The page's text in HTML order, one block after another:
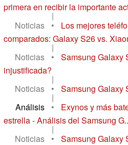
primera en recibir la importante
|
Noticias
•
Los mejores
comparados: Galaxy S26 vs.
|
Noticias
•
Samsung Galaxy
injustificada?
|
Noticias
• Samsung Galaxy
|
Análisis
•
Exynos y más
estrella - Análisis del Samsung
|
Noticias
•
Samsung Galaxy